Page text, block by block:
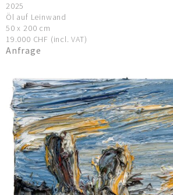
2025
Öl auf Leinwand
50 x 200 cm
19.000 CHF (incl. VAT)
Anfrage